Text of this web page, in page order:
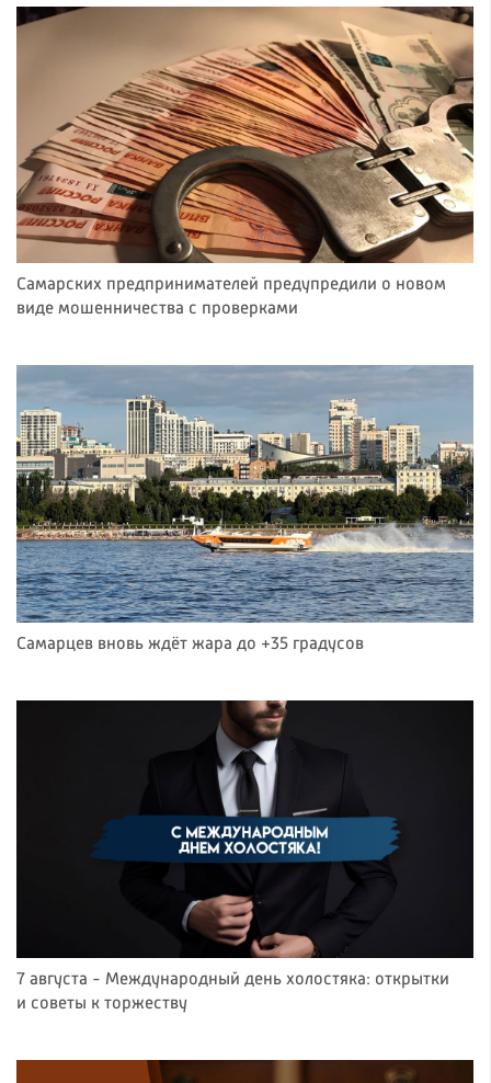
Самарских предпринимателей предупредили о новом
виде мошенничества с проверками
Самарцев вновь ждёт жара до +35 градусов
7 августа - Международный день холостяка: открытки
и советы к торжеству